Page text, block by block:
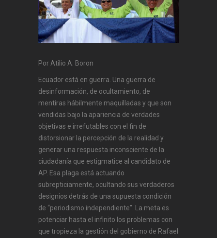
Por Atilio A. Boron
Ecuador está en guerra. Una guerra de
desinformación, de ocultamiento, de
mentiras hábilmente maquilladas y que son
vendidas bajo la apariencia de verdades
objetivas e irrefutables con el fin de
distorsionar la percepción de la realidad y
generar una respuesta inconsciente de la
ciudadanía que estigmatice al candidato de
AP. Esa plaga está actuando
subrepticiamente, ocultando sus verdaderos
designios detrás de una supuesta condición
de “periodismo independiente”. La meta es
potenciar hasta el infinito los problemas con
que tropieza la gestión del gobierno de Rafael